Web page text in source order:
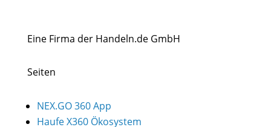
Eine Firma der Handeln.de GmbH
Seiten
NEX.GO 360 App
Haufe X360 Ökosystem